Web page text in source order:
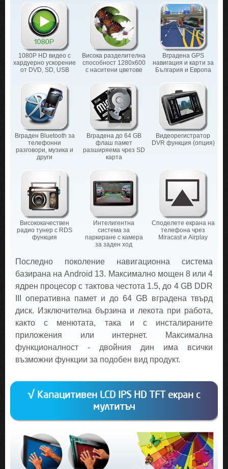
1080P HD видео с
хардуерно ускорение
от DVD, SD, USB
Висока разделителна
способност 1280х600
с наситени цветове
Вградена GPS
навигация и карти за
България и Европа
Вграден Bluetooth за
телефонни
разговори, музика и
други
Вградена до 64 GB
флаш памет
разширяема чрез SD
карта
Видеорегистратор
DVR функция (опция)
Висококачествен
радио тунер с RDS
функция
Интелигентна
система за
паркиране с камера
за заден ход
Споделете екрана на
телефона чрез
Miracast и Airplay
Последно поколение навигационна система
базирана на Android 13. Максимално мощен 8 или 4
ядрен процесор с тактова честота 1.5, до 4 GB DDR
III оперативна памет и до 64 GB вградена твърд
диск. Изключителна бързина и лекота при работа,
както с менютата, така и с инсталираните
приложения или интернет. Максимална
функционалност - двойния дин има всички
възможни функции за подобен вид продукт.
√ Капацитивен LCD IPS HD TFT екран с
мултитъч